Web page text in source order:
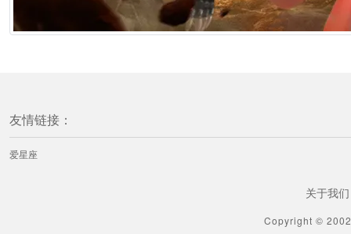
友情链接：
爱星座
关于我们
Copyright ©